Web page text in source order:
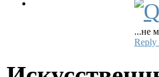
...не
Reply